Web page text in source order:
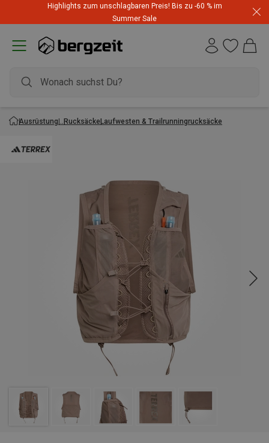
Highlights zum unschlagbaren Preis! Bis zu -60 % im
Summer Sale
Ausrüstung RucksäckeLaufwesten & Trailrunningrucksäcke